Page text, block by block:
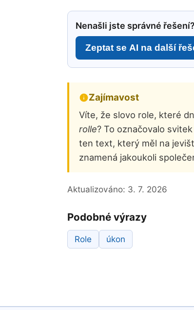
Nenašli jste správné
Zeptat se AI na další
Zajímavost
Víte, že slovo role, které
rolle? To označovalo
ten text, který měl na
znamená jakoukoli
Aktualizováno: 3. 7. 2026
Podobné výrazy
Role úkon